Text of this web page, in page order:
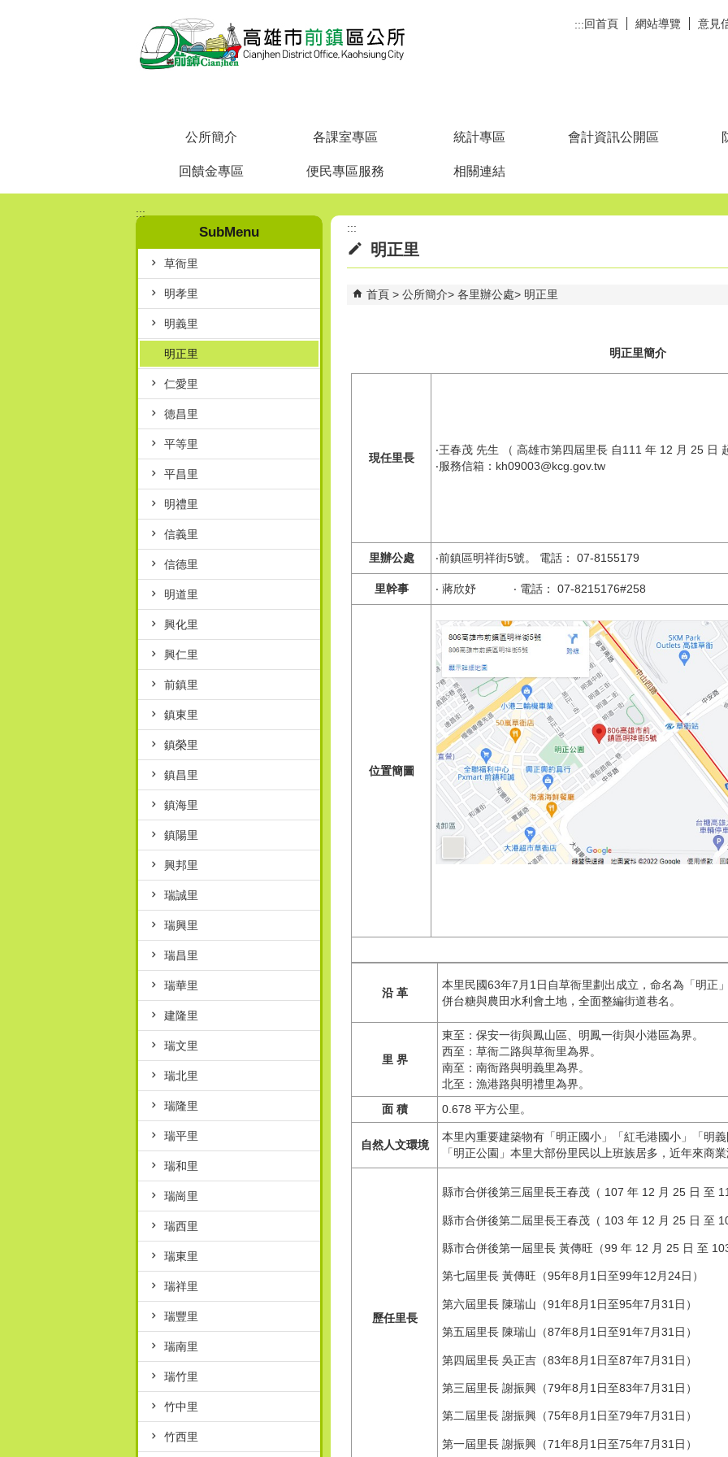
:::回首頁 網站導覽 意見
公所簡介 各課室專區 統計專區 會計資訊公開區
回饋金專區 便民專區服務 相關連結
:::
SubMenu
草衙里
明孝里
明義里
明正里
仁愛里
德昌里
平等里
平昌里
明禮里
信義里
信德里
明道里
興化里
興仁里
前鎮里
鎮東里
鎮榮里
鎮昌里
鎮海里
鎮陽里
興邦里
瑞誠里
瑞興里
瑞昌里
瑞華里
建隆里
瑞文里
瑞北里
瑞隆里
瑞平里
瑞和里
瑞崗里
瑞西里
瑞東里
瑞祥里
瑞豐里
瑞南里
瑞竹里
竹中里
竹西里
:::
明正里
首頁 公所簡介 各里辦公處 明正里
明正里簡介
現任里長
‧王春茂 先生 （ 高雄市第四屆里長 自111 年 12 月 25 日
‧服務信箱：kh09003@kcg.gov.tw
里辦公處 ‧前鎮區明祥街5號。 電話： 07-8155179
里幹事 ‧ 蔣欣妤 ‧ 電話： 07-8215176#258
位置簡圖
沿 革
本里民國63年7月1日自草衙里劃出成立，命名為「明正
併台糖與農田水利會土地，全面整編街道巷名。
里 界
東至：保安一街與鳳山區、明鳳一街與小港區為界。
西至：草衙二路與草衙里為界。
南至：南衙路與明義里為界。
北至：漁港路與明禮里為界。
面 積
0.678 平方公里。
自然人文環境
本里內重要建築物有「明正國小」「紅毛港國小」「明
「明正公園」本里大部份里民以上班族居多，近年來商
歷任里長
縣市合併後第三屆里長王春茂（ 107 年 12 月 25 日 至
縣市合併後第二屆里長王春茂（ 103 年 12 月 25 日 至
縣市合併後第一屆里長 黃傳旺（99 年 12 月 25 日 至
第七屆里長 黃傳旺（95年8月1日至99年12月24日）
第六屆里長 陳瑞山（91年8月1日至95年7月31日）
第五屆里長 陳瑞山（87年8月1日至91年7月31日）
第四屆里長 吳正吉（83年8月1日至87年7月31日）
第三屆里長 謝振興（79年8月1日至83年7月31日）
第二屆里長 謝振興（75年8月1日至79年7月31日）
第一屆里長 謝振興（71年8月1日至75年7月31日）